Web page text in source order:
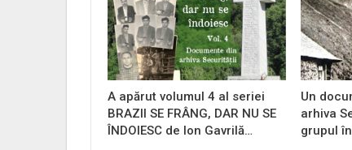
A apărut volumul 4 al seriei
BRAZII SE FRÂNG, DAR NU SE
ÎNDOIESC de Ion Gavrilă…
Un
arhiva
grupul